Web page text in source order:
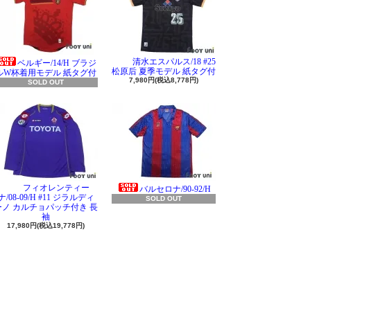
ベルギー/14/H ブラジ
W杯着用モデル 紙タグ付
SOLD OUT
清水エスパルス/18 #25
松原后 夏季モデル 紙タグ付
7,980円(税込8,778円)
フィオレンティー
/08-09/H #11 ジラルディ
ノ カルチョパッチ付き 長
袖
17,980円(税込19,778円)
バルセロナ/90-92/H
SOLD OUT